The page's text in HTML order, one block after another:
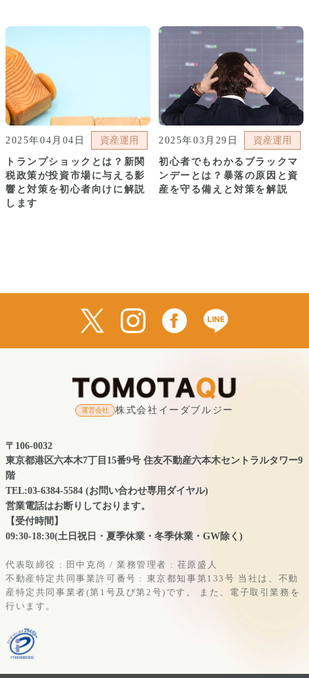
2025年04月04日 資産運用
トランプショックとは？新関
税政策が投資市場に与える影
響と対策を初心者向けに解説
します
2025年03月29日 資産運用
初心者でもわかるブラックマ
ンデーとは？暴落の原因と資
産を守る備えと対策を解説
運営会社 株式会社イーダブルジー
〒106-0032
東京都港区六本木7丁目15番9号 住友不動産六本木セントラルタワー9
階
TEL:03-6384-5584 (お問い合わせ専用ダイヤル)
営業電話はお断りしております。
【受付時間】
09:30-18:30(土日祝日・夏季休業・冬季休業・GW除く)
代表取締役 : 田中克尚 / 業務管理者 : 荏原盛人
不動産特定共同事業許可番号 : 東京都知事第133号 当社は、不動
産特定共同事業者(第1号及び第2号)です。
また、電子取引業務を
行います。